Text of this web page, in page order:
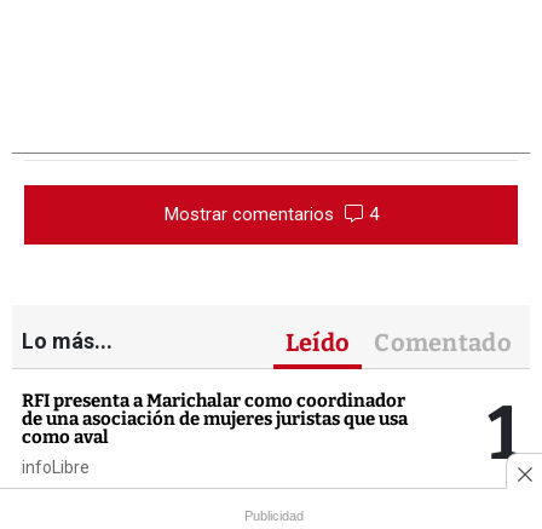
Mostrar comentarios 4
Lo más... Leído Comentado
RFI presenta a Marichalar como coordinador
de una asociación de mujeres juristas que usa
como aval
infoLibre 1
Publicidad